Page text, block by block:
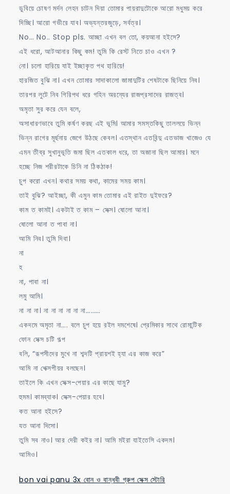
ডুবিয়ে চোষণ মর্দন লেহন চাটন দিয়া তোমার পায়রাদুটোকে আরো মধুময় করে
দিচ্ছি। আরো গভীরে যাব। অভ্যন্তরজুড়ে, সর্বত্র।
No… No.. Stop pls. আচ্ছা এখন বল তো, কয়আনা হইসে?
এই ধরো, আটআনার কিছু কম! তুমি কি রেস্ট নিতে চাও এখন ?
নো। চলো হারিয়ে যাই ইচ্ছাকৃত পথ হারিয়ে!
হারজিত বুঝি না। এখন তোমার সাদাকালো জামাদুটির শেষটাকে ছিনিয়ে নিব।
তারপর লুটে নিব গিরিপথ ধরে গহিন অরন্যের রাজপ্রসাদের রাজত্ব।
অমৃতা সুর করে যেন বলে,
অসাধারণভাবে তুমি কর্ষণ করছ এই ভূমি। আমার সমস্তকিছু তাললয়ে ভিন্ন
ভিন্ন রাগের মূর্ছনায় জেগে উঠছে কেবল। এতস্থান এতবিন্দু এতভাজ খাজেও যে
এমন তীব্র সুখানুভূতি জমা ছিল এতকাল ধরে, তা অজানা ছিল আমার। মনে
হচ্ছে নিজ শরীরটাকে চিনি না ঠিকঠাক!
চুপ করো এখন। কথার সময় কথা, কামের সময় কাম।
তাই বুঝি? আইচ্ছা, কী এমুন কাম তোমার এই রাইত দুইফরে?
কাম ত কামই। একটাই ত কাম – সেক্স। ষোলো আনা।
ষোলো আনা ত পাবা না।
আমি নিব। তুমি দিবা।
না
হ
না, পাবা না।
লমু আমি।
না না না। না না না না না না………
একদমে অমৃতা না…. বলে চুপ হয়ে রইল দমশেষে। প্রেমিকার সাথে রোমান্টিক
ফোন সেক্স চটি গল্প
বলি, “রূপসীদের মুখে না শব্দটি প্রায়শই হ্যা এর কাজ করে”
আমি না শেক্সপীয়র বলছেন।
তাইলে কি এখন সেক্স-পেয়ার এর কাছে যামু?
হুমম। কামব্যাক। সেক্স-পেয়ার হবে।
কত আনা হইসে?
যত আনা দিসো।
তুমি সব নাও। আর দেরী কইর না। আমি মইরা যাইতেসি একদম।
আমিও।
bon vai panu 3x বোন ও বান্ধবী গ্রুপ সেক্স স্টোরি